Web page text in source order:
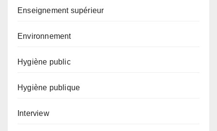
Enseignement supérieur
Environnement
Hygiène public
Hygiène publique
Interview